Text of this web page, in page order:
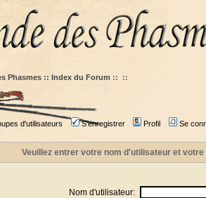
Phasmes :: Index du Forum :: ::
d'utilisateurs S'enregistrer Profil Se
Veuillez entrer votre nom d'utilisateur et
Nom d'utilisateur: